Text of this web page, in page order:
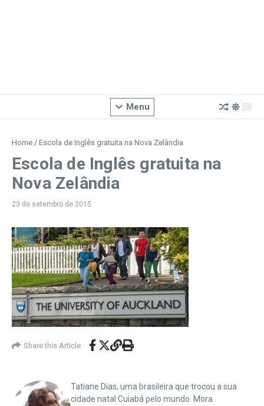
Menu
Home / Escola de Inglês gratuita na Nova Zelândia
Escola de Inglês gratuita na
Nova Zelândia
23 de setembro de 2015
Share this Article
Tatiane Dias, uma brasileira que trocou a sua
cidade natal Cuiabá pelo mundo. Mora